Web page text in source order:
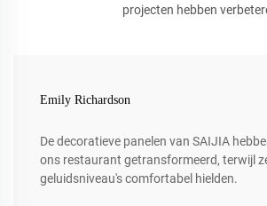
projecten hebben
Emily Richardson
De decoratieve panelen van SAIJIA
ons restaurant getransformeerd, terwijl
geluidsniveau's comfortabel hielden.